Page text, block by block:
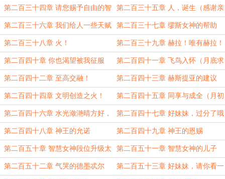
了！
第二百三十四章 请您赐予自由的智
慧吧
第二百三十五章 人，诞生（感谢亲
爱的书友阿莉埃蒂盟主支持！）
第二百三十六章 我们给人一些天赋
吧！
第二百三十七章 缪斯女神的帮助
第二百三十八章 火！ 第二百三十九章 赫拉！唯有赫拉！
第二百四十章 你也渴望被我征服
吗？
第二百四十一章 飞鸟入怀（月底求
月票~~~）
第二百四十二章 至高交融！
（8K，月票加更，月底求月票~）
第二百四十三章 赫斯提亚的建议
（8K，月票加更，最后一天，求月
票~）
第二百四十四章 文明创造之火！
（8K，国庆加更！祖国母亲生日快
乐！）
第二百四十五章 同享与成全（月初
求月票~~~）
第二百四十六章 水光潋滟晴方好，
美惠三女神（8K，加更！求月票~）
第二百四十七章 好妹妹，过分了哦
第二百四十八章 神王的允诺 第二百四十九章 神王的恩赐
第二百五十章 智慧女神段位升级太
快了！
第二百五十一章 智慧女神的儿子
第二百五十二章 气哭的德墨忒尔 第二百五十三章 好妹妹，请你看一